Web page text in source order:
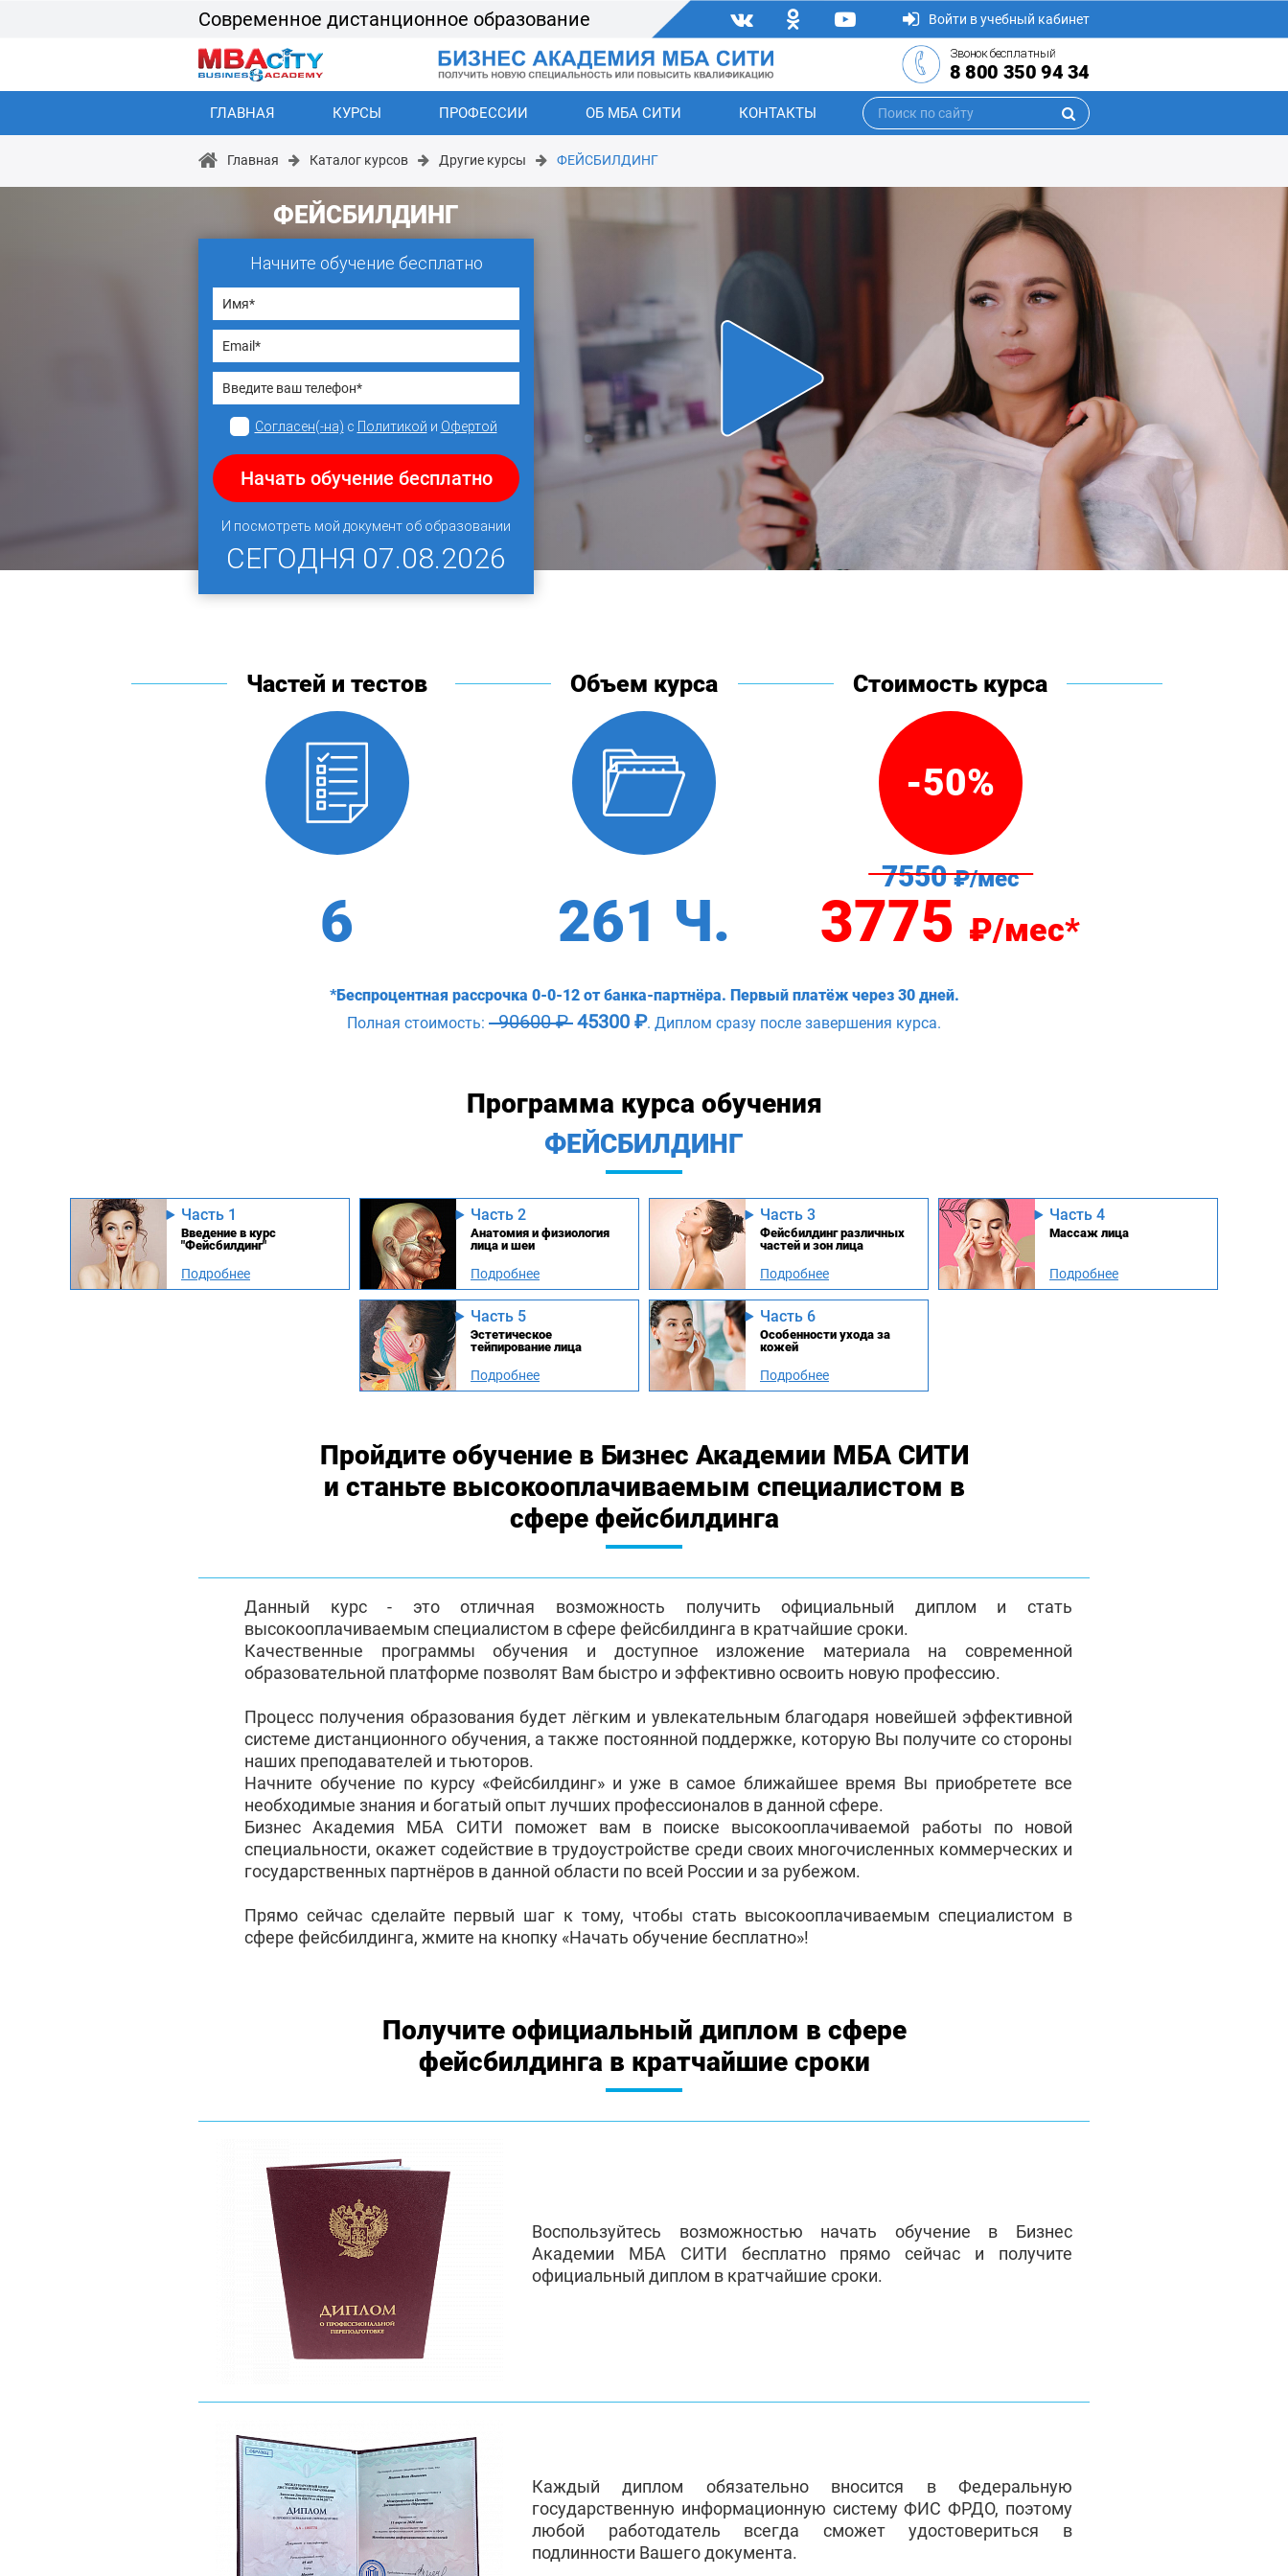
Современное дистанционное образование Войти в учебный кабинет
Звонок бесплатный
8 800 350 94 34
ГЛАВНАЯ КУРСЫ ПРОФЕССИИ ОБ МБА СИТИ КОНТАКТЫ
Главная Каталог курсов Другие курсы ФЕЙСБИЛДИНГ
ФЕЙСБИЛДИНГ
Начните обучение бесплатно
Согласен(-на) с Политикой и Офертой
Начать обучение бесплатно
И посмотреть мой документ об образовании
СЕГОДНЯ 07.08.2026
Частей и тестов
6
Объем курса
261 Ч.
Стоимость курса
-50%
7550₽/мес
3775 ₽/мес*
*Беспроцентная рассрочка 0-0-12 от банка-партнёра. Первый платёж через 30 дней.
Полная стоимость: 90600 ₽45300 ₽. Диплом сразу после завершения курса.
Программа курса обучения
ФЕЙСБИЛДИНГ
Часть 1
Введение в курс
"Фейсбилдинг"
Подробнее
Часть 2
Анатомия и физиология
лица и шеи
Подробнее
Часть 3
Фейсбилдинг различных
частей и зон лица
Подробнее
Часть 4
Массаж лица
Подробнее
Часть 5
Эстетическое
тейпирование лица
Подробнее
Часть 6
Особенности ухода за
кожей
Подробнее
Пройдите обучение в Бизнес Академии МБА СИТИ
и станьте высокооплачиваемым специалистом в
сфере фейсбилдинга
Данный курс - это отличная возможность получить официальный диплом и стать
высокооплачиваемым специалистом в сфере фейсбилдинга в кратчайшие сроки.
Качественные программы обучения и доступное изложение материала на современной
образовательной платформе позволят Вам быстро и эффективно освоить новую профессию.
Процесс получения образования будет лёгким и увлекательным благодаря новейшей эффективной
системе дистанционного обучения, а также постоянной поддержке, которую Вы получите со стороны
наших преподавателей и тьюторов.
Начните обучение по курсу «Фейсбилдинг» и уже в самое ближайшее время Вы приобретете все
необходимые знания и богатый опыт лучших профессионалов в данной сфере.
Бизнес Академия МБА СИТИ поможет вам в поиске высокооплачиваемой работы по новой
специальности, окажет содействие в трудоустройстве среди своих многочисленных коммерческих и
государственных партнёров в данной области по всей России и за рубежом.
Прямо сейчас сделайте первый шаг к тому, чтобы стать высокооплачиваемым специалистом в
сфере фейсбилдинга, жмите на кнопку «Начать обучение бесплатно»!
Получите официальный диплом в сфере
фейсбилдинга в кратчайшие сроки
Воспользуйтесь возможностью начать обучение в Бизнес
Академии МБА СИТИ бесплатно прямо сейчас и получите
официальный диплом в кратчайшие сроки.
Каждый диплом обязательно вносится в Федеральную
государственную информационную систему ФИС ФРДО, поэтому
любой работодатель всегда сможет удостовериться в
подлинности Вашего документа.